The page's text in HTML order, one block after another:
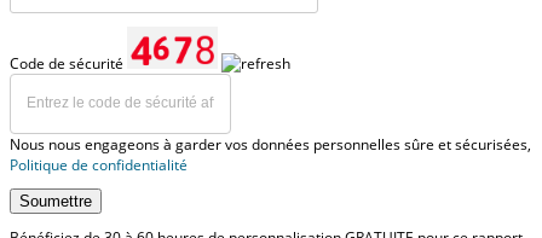
Code de sécurité
Nous nous engageons à garder vos données personnelles sûre et sécurisées,
Politique de confidentialité
Soumettre